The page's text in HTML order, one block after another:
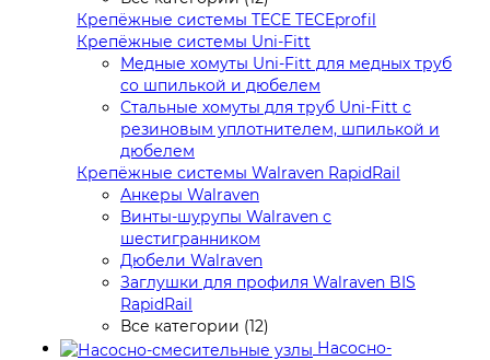
Крепёжные системы TECE TECEprofil
Крепёжные системы Uni-Fitt
Медные хомуты Uni-Fitt для медных труб
со шпилькой и дюбелем
Стальные хомуты для труб Uni-Fitt с
резиновым уплотнителем, шпилькой и
дюбелем
Крепёжные системы Walraven RapidRail
Анкеры Walraven
Винты-шурупы Walraven с
шестигранником
Дюбели Walraven
Заглушки для профиля Walraven BIS
RapidRail
Все категории (12)
Насосно-